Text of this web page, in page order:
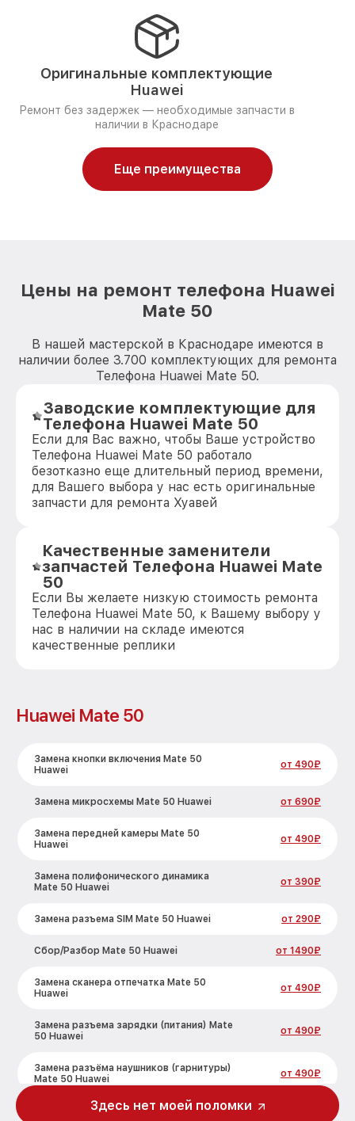
Оригинальные комплектующие
Huawei
Ремонт без задержек — необходимые запчасти в
наличии в Краснодаре
Еще преимущества
Цены на ремонт телефона Huawei
Mate 50
В нашей мастерской в Краснодаре имеются в
наличии более 3.700 комплектующих для ремонта
Телефона Huawei Mate 50.
Заводские комплектующие для
Телефона Huawei Mate 50
Если для Вас важно, чтобы Ваше устройство
Телефона Huawei Mate 50 работало
безотказно еще длительный период времени,
для Вашего выбора у нас есть оригинальные
запчасти для ремонта Хуавей
Качественные заменители
запчастей Телефона Huawei Mate
50
Если Вы желаете низкую стоимость ремонта
Телефона Huawei Mate 50, к Вашему выбору у
нас в наличии на складе имеются
качественные реплики
Huawei Mate 50
Замена кнопки включения Mate 50
Huawei
от 490₽
Замена микросхемы Mate 50 Huawei от 690₽
Замена передней камеры Mate 50
Huawei
от 490₽
Замена полифонического динамика
Mate 50 Huawei
от 390₽
Замена разъема SIM Mate 50 Huawei от 290₽
Сбор/Разбор Mate 50 Huawei от 1490₽
Замена сканера отпечатка Mate 50
Huawei
от 490₽
Замена разъема зарядки (питания) Mate
50 Huawei
от 490₽
Замена разъёма наушников (гарнитуры)
Mate 50 Huawei
от 490₽
Замена элемента Mate 50 Huawei
Здесь нет моей поломки